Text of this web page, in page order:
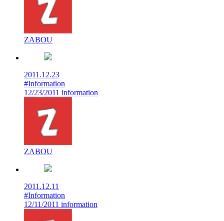
ZABOU
2011.12.23
#Information
12/23/2011 information
ZABOU
2011.12.11
#Information
12/11/2011 information